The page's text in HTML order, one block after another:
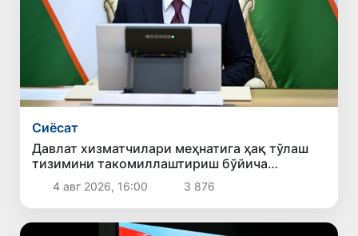
Сиёсат
Давлат хизматчилари меҳнатига ҳақ тўлаш
тизимини такомиллаштириш бўйича
таклифлар кўриб чиқилди
4 авг 2026, 16:00 3 876